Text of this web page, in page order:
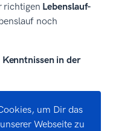
richtigen Lebenslauf-
noch
in der
um Dir das
Webseite zu